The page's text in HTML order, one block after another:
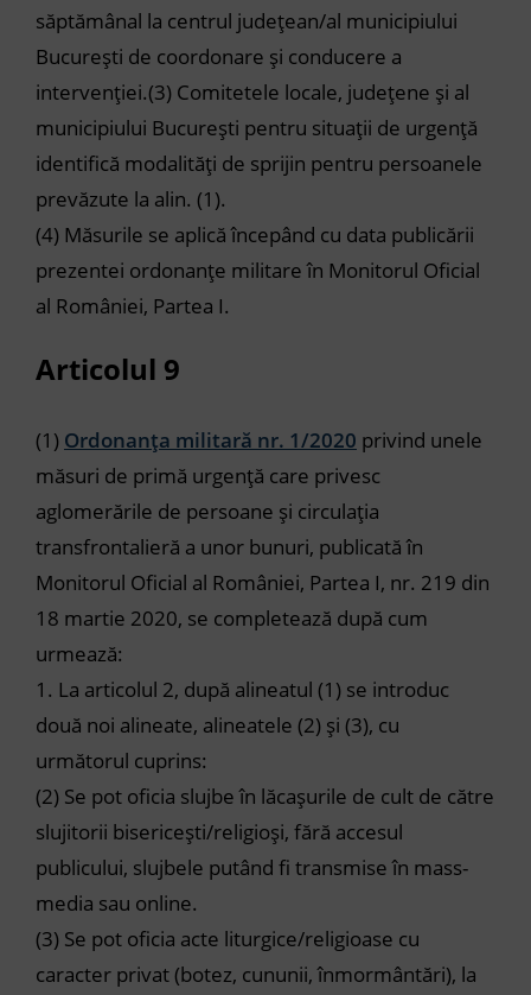
săptămânal la centrul județean/al municipiului
București de coordonare și conducere a
intervenției.(3) Comitetele locale, județene și al
municipiului București pentru situații de urgență
identifică modalități de sprijin pentru persoanele
prevăzute la alin. (1).
(4) Măsurile se aplică începând cu data publicării
prezentei ordonanțe militare în Monitorul Oficial
al României, Partea I.
Articolul 9
(1) Ordonanța militară nr. 1/2020 privind unele
măsuri de primă urgență care privesc
aglomerările de persoane și circulația
transfrontalieră a unor bunuri, publicată în
Monitorul Oficial al României, Partea I, nr. 219 din
18 martie 2020, se completează după cum
urmează:
1. La articolul 2, după alineatul (1) se introduc
două noi alineate, alineatele (2) și (3), cu
următorul cuprins:
(2) Se pot oficia slujbe în lăcașurile de cult de către
slujitorii bisericești/religioși, fără accesul
publicului, slujbele putând fi transmise în mass-
media sau online.
(3) Se pot oficia acte liturgice/religioase cu
caracter privat (botez, cununii, înmormântări), la